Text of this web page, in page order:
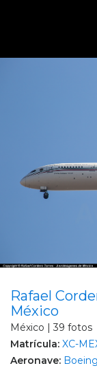
Rafael
México
México | 39 fotos
Matrícula: XC-
Aeronave: